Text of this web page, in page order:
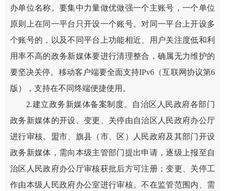
办单位名称。要集中力量做优做强一个主账号，一个单位
原则上在同一平台只开设一个账号。对同一平台上开设多
个账号的，以及不同平台上功能相近、用户关注度低和利
用率不高的政务新媒体要进行清理整合，确属无力维护的
要坚决关停。移动客户端要全面支持IPv6（互联网协议第6
版），支持在不同终端便捷使用。
2.建立政务新媒体备案制度。自治区人民政府各部门
政务新媒体的开设、变更、关停由自治区人民政府办公厅
进行审核。盟市、旗县（市、区）人民政府及其部门开设
政务新媒体，需向本级主管部门提出申请，逐级上报至自
治区人民政府办公厅审核获批后方可注册；变更、关停工
作由本级人民政府办公室进行审核。不在监管范围内、需